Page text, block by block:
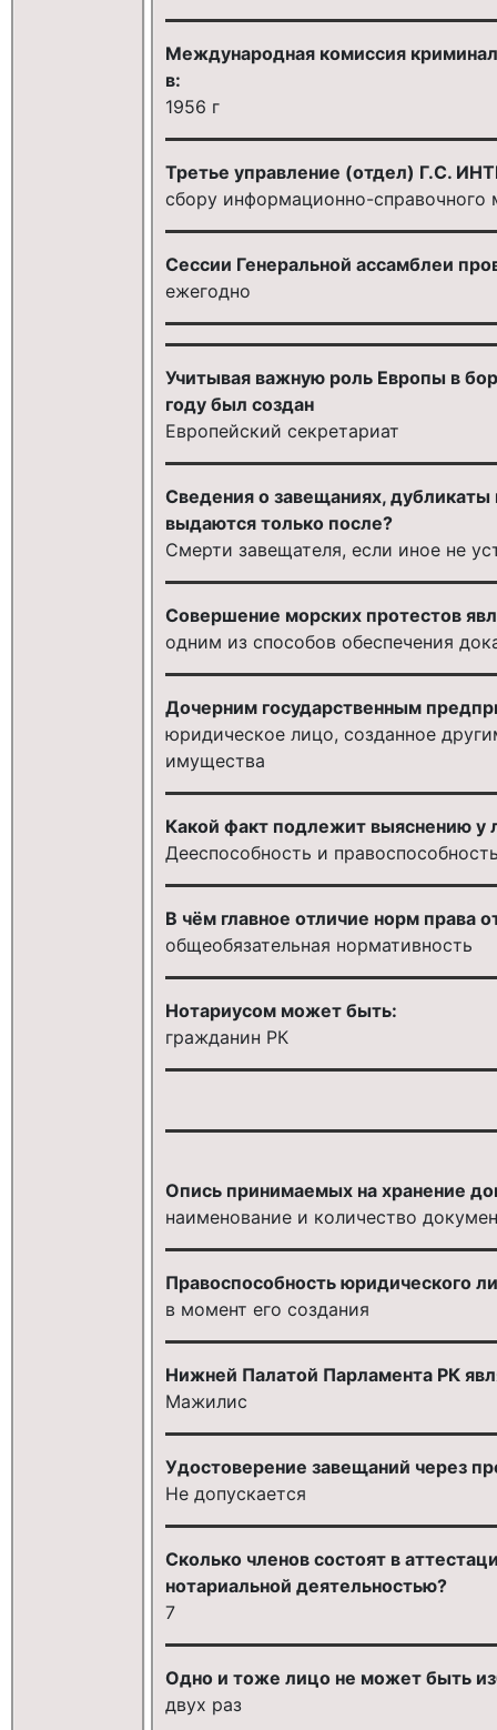
Международная комиссия
в:
1956 г
Третье управление (отдел) Г.С.
сбору информационно-справочного
Сессии Генеральной ассамблеи
ежегодно
Учитывая важную роль Европы в
году был создан
Европейский секретариат
Сведения о завещаниях,
выдаются только после?
Смерти завещателя, если иное не
Совершение морских протестов
одним из способов обеспечения
Дочерним государственным
юридическое лицо, созданное
имущества
Какой факт подлежит выяснению у
Дееспособность и
В чём главное отличие норм права
общеобязательная нормативность
Нотариусом может быть:
гражданин РК
Опись принимаемых на хранение
наименование и количество
Правоспособность юридического
в момент его создания
Нижней Палатой Парламента РК
Мажилис
Удостоверение завещаний через
Не допускается
Сколько членов состоят в
нотариальной деятельностью?
7
Одно и тоже лицо не может быть
двух раз